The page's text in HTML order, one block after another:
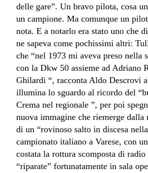
delle gare”. Un bravo pilota, cosa
un campione. Ma comunque un
nota. E a notarlo era stato uno che
ne sapeva come pochissimi altri:
che “nel 1973 mi aveva preso nella
con la Dkw 50 assieme ad Adriano
Ghilardi “, racconta Aldo Descrovi
illumina lo sguardo al ricordo del
Crema nel regionale ”, per poi
nuova immagine che riemerge dalla
di un “rovinoso salto in discesa
campionato italiano a Varese, con
costata la rottura scomposta di radio
“riparate” fortunatamente in sala